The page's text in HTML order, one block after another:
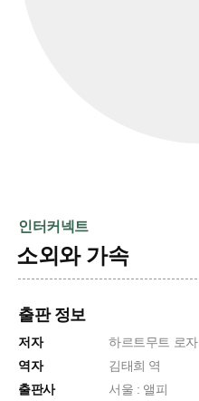
인터커넥트
소외와 가속
출판 정보
저자
하르트무트 로자
역자
김태희 역
출판사
서울 : 앨피